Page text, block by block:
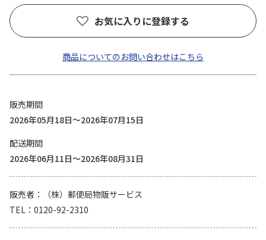
お気に入りに登録する
商品についてのお問い合わせはこちら
販売期間
2026年05月18日～2026年07月15日
配送期間
2026年06月11日～2026年08月31日
販売者
（株）郵便局物販サービス
TEL
0120-92-2310